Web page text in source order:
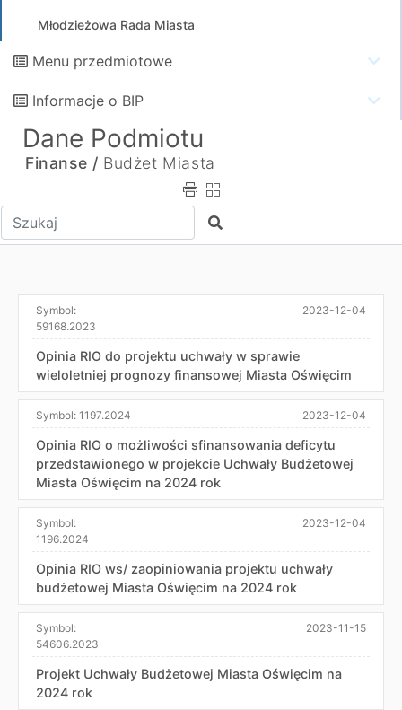
Młodzieżowa Rada Miasta
Menu przedmiotowe
Informacje o BIP
Dane Podmiotu
Finanse / Budżet Miasta
Wpisz tekst do wyszukania Szukaj
Symbol:
59168.2023
2023-12-04
Opinia RIO do projektu uchwały w sprawie
wieloletniej prognozy finansowej Miasta Oświęcim
Symbol: 1197.2024 2023-12-04
Opinia RIO o możliwości sfinansowania deficytu
przedstawionego w projekcie Uchwały Budżetowej
Miasta Oświęcim na 2024 rok
Symbol:
1196.2024
2023-12-04
Opinia RIO ws/ zaopiniowania projektu uchwały
budżetowej Miasta Oświęcim na 2024 rok
Symbol:
54606.2023
2023-11-15
Projekt Uchwały Budżetowej Miasta Oświęcim na
2024 rok